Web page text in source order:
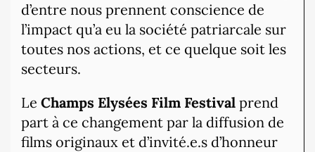
d’entre nous prennent conscience de
l’impact qu’a eu la société patriarcale sur
toutes nos actions, et ce quelque soit les
secteurs.
Le Champs Elysées Film Festival prend
part à ce changement par la diffusion de
films originaux et d’invité.e.s d’honneur